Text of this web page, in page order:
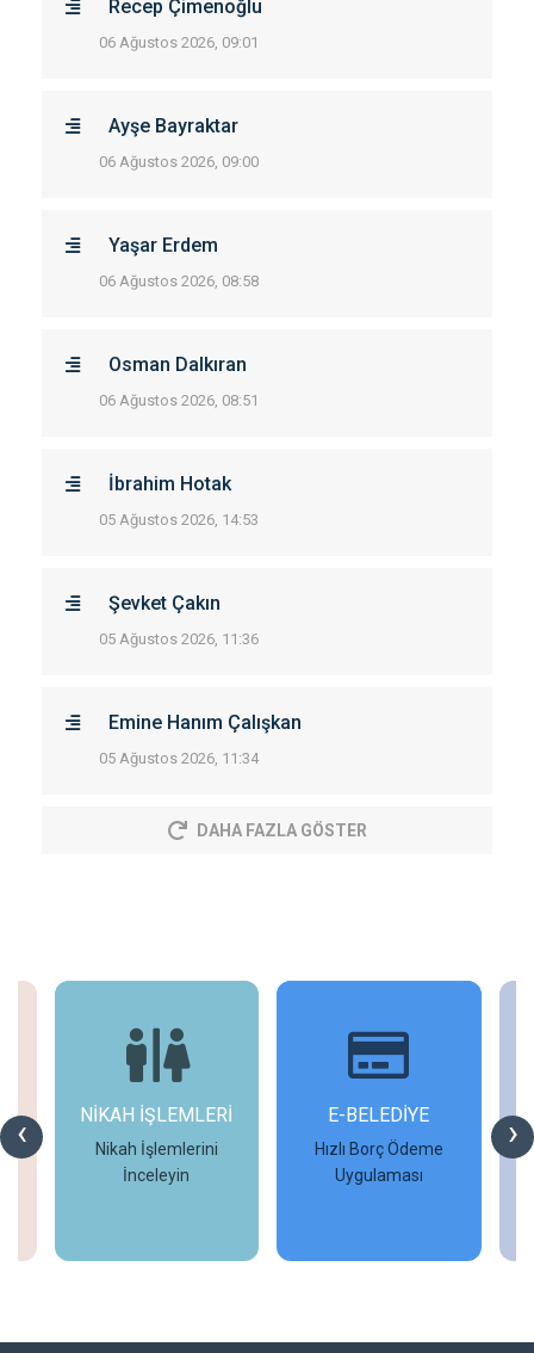
Recep Çimenoğlu
06 Ağustos 2026, 09:01
Ayşe Bayraktar
06 Ağustos 2026, 09:00
Yaşar Erdem
06 Ağustos 2026, 08:58
Osman Dalkıran
06 Ağustos 2026, 08:51
İbrahim Hotak
05 Ağustos 2026, 14:53
Şevket Çakın
05 Ağustos 2026, 11:36
Emine Hanım Çalışkan
05 Ağustos 2026, 11:34
DAHA FAZLA GÖSTER
‹ ›
NİKAH İŞLEMLERİ
Nikah İşlemlerini
İnceleyin
E-BELEDİYE
Hızlı Borç Ödeme
Uygulaması